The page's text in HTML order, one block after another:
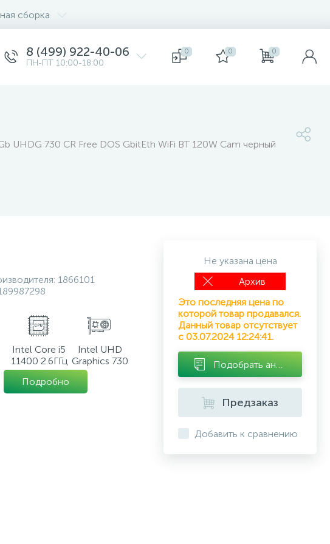
сборка
8 (499) 922-40-06
ПН-ПТ 10:00-18:00
0 0 0
UHDG 730 CR Free DOS GbitEth WiFi BT 120W Cam черный
1866101
Intel Core i5
11400 2.6ГГц
Intel UHD
Graphics 730
Подробно
Не указана цена
Архив
Это последняя цена по
которой товар продавался.
Данный товар отсутствует
с 03.07.2024 12:24:41.
Предзаказ
Добавить к сравнению